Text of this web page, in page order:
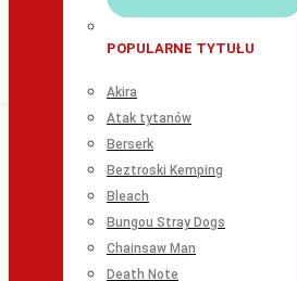
POPULARNE TYTUŁU
Akira
Atak tytanów
Berserk
Beztroski Kemping
Bleach
Bungou Stray Dogs
Chainsaw Man
Death Note